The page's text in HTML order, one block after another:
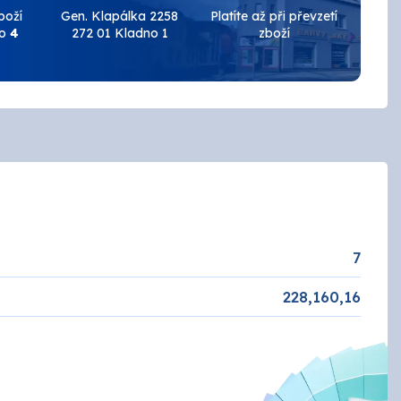
Keramické obklady
AUTOLAK - Škoda / VW
EFEKT
4
Gen. Klapálka 2258
272 01 Kladno 1
Platíte až při převzetí
zboží
7
228,160,16